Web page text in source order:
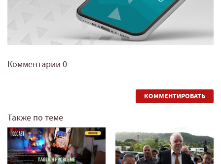
Комментарии 0
КОММЕНТИРОВАТЬ
Также по теме